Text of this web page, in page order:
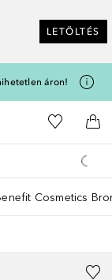
LETÖLTÉS
áron!
Főoldalra
A
Cosmetics